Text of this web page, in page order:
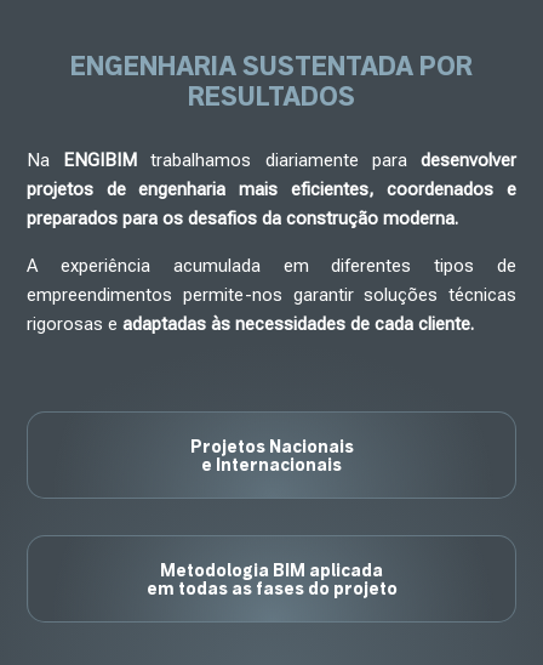
ENGENHARIASUSTENTADA POR
RESULTADOS
Na ENGIBIM trabalhamos diariamente para desenvolver
projetos de engenharia mais eficientes, coordenados e
preparados para os desafios da construção moderna.
A experiência acumulada em diferentes tipos de
empreendimentos permite-nos garantir soluções técnicas
rigorosas e adaptadas às necessidades de cada cliente.
Projetos Nacionais
e Internacionais
Metodologia BIM aplicada
em todas as fases do projeto